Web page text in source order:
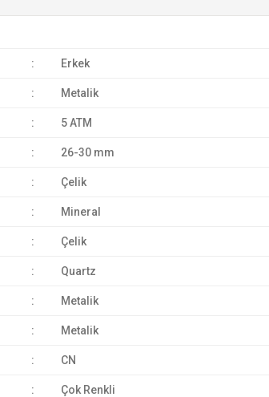
: Erkek
: Metalik
: 5 ATM
: 26-30 mm
: Çelik
: Mineral
: Çelik
: Quartz
: Metalik
: Metalik
: CN
: Çok Renkli